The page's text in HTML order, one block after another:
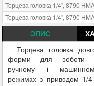
Торцева головка 1/4", 8790
Торцева головка 1/4", 8790
Торцева головка 1/4", 8790
Торцева головка 1/4", 8790
10.0×50.0мм
Торцева головка 1/4", 8790
11.0×50.0мм
Торцева головка 1/4", 8790
13.0×50.0мм
ОПИС
Торцева головка
форми для роботи
ручному і
режимах з приводом 1/